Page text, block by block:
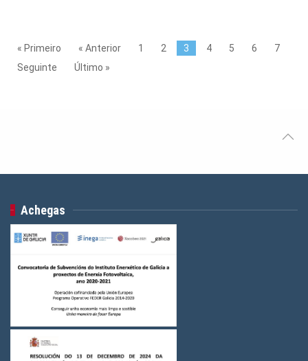
« Primeiro « Anterior 1 2 3 4 5 6
7
Seguinte
Último »
Achegas